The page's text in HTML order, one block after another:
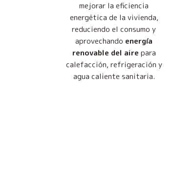
mejorar la eficiencia
energética de la vivienda,
reduciendo el consumo y
aprovechando energía
renovable del aire para
calefacción, refrigeración y
agua caliente sanitaria.